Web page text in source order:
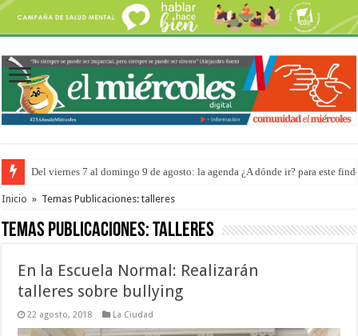
Del viernes 7 al domingo 9 de agosto: la agenda ¿A dónde ir? para este
El frío y el viento no impidieron que en La Histórica se expresaran
Inicio » Temas Publicaciones: talleres
Temas Publicaciones:talleres
En la Escuela Normal: Realizarán
talleres sobre bullying
22 agosto, 2018 La Ciudad